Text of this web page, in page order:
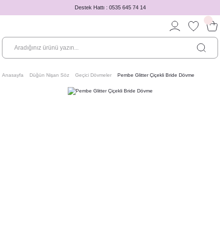
Destek Hattı : 0535 645 74 14
Anasayfa Düğün Nişan Söz Geçici Dövmeler Pembe Glitter Çiçekli Bride Dövme